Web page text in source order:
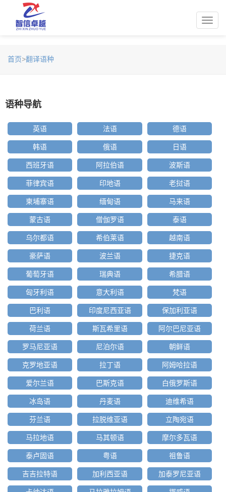
首页>翻译语种
语种导航
英语 法语 德语
韩语 俄语 日语
西班牙语 阿拉伯语 波斯语
菲律宾语 印地语 老挝语
柬埔寨语 缅甸语 马来语
蒙古语 僧伽罗语 泰语
乌尔都语 希伯莱语 越南语
豪萨语 波兰语 捷克语
葡萄牙语 瑞典语 希腊语
匈牙利语 意大利语 梵语
巴利语 印度尼西亚语 保加利亚语
荷兰语 斯瓦希里语 阿尔巴尼亚语
罗马尼亚语 尼泊尔语 朝鲜语
克罗地亚语 拉丁语 阿姆哈拉语
爱尔兰语 巴斯克语 白俄罗斯语
冰岛语 丹麦语 迪维希语
芬兰语 拉脱维亚语 立陶宛语
马拉地语 马其顿语 摩尔多瓦语
泰卢固语 粤语 祖鲁语
吉吉拉特语 加利西亚语 加泰罗尼亚语